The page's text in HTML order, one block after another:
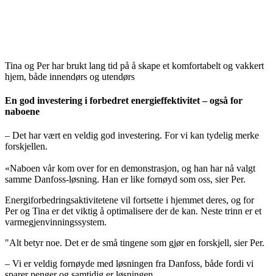
Tina og Per har brukt lang tid på å skape et komfortabelt og vakkert
hjem, både innendørs og utendørs
En god investering i forbedret energieffektivitet – også for
naboene
– Det har vært en veldig god investering. For vi kan tydelig merke
forskjellen.
«Naboen vår kom over for en demonstrasjon, og han har nå valgt
samme Danfoss-løsning. Han er like fornøyd som oss, sier Per.
Energiforbedringsaktivitetene vil fortsette i hjemmet deres, og for
Per og Tina er det viktig å optimalisere der de kan. Neste trinn er et
varmegjenvinningssystem.
"Alt betyr noe. Det er de små tingene som gjør en forskjell, sier Per.
– Vi er veldig fornøyde med løsningen fra Danfoss, både fordi vi